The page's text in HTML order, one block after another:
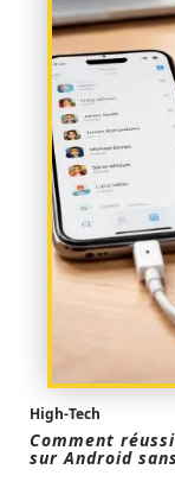
High-Tech
Comment
sur Android